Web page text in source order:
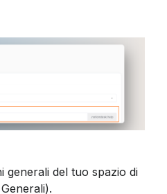
generali del tuo spazio di